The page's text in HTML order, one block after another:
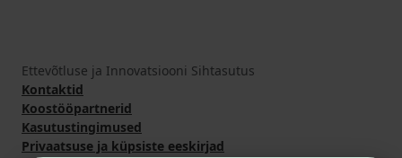
Ettevõtluse ja Innovatsiooni Sihtasutus
Kontaktid
Koostööpartnerid
Kasutustingimused
Privaatsuse ja küpsiste eeskirjad